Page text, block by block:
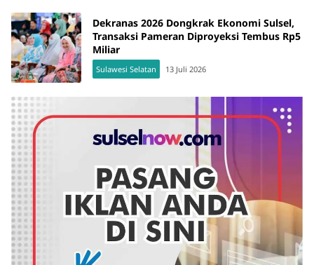
Dekranas 2026 Dongkrak Ekonomi Sulsel,
Transaksi Pameran Diproyeksi Tembus Rp5
Miliar
Sulawesi Selatan 13 Juli 2026